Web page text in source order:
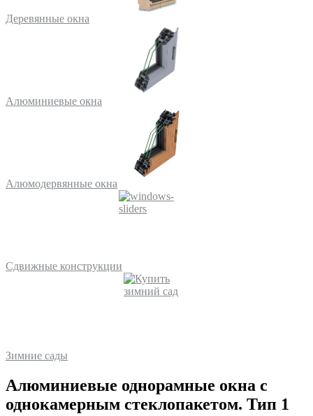
Деревянные окна
Алюминиевые окна
Алюмодервянные окна
Сдвижные конструкции
Зимние сады
Алюминиевые однорамные окна с
однокамерным стеклопакетом. Тип 1